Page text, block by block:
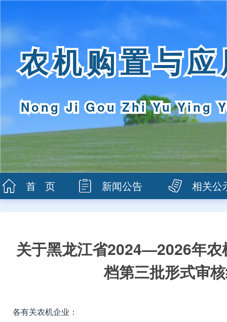
农机购置与
Nong Ji Gou Zhi Yu Ying
首 页 新闻公告 相关公
关于黑龙江省2024—2026年农
档第三批形式审
各有关农机企业：